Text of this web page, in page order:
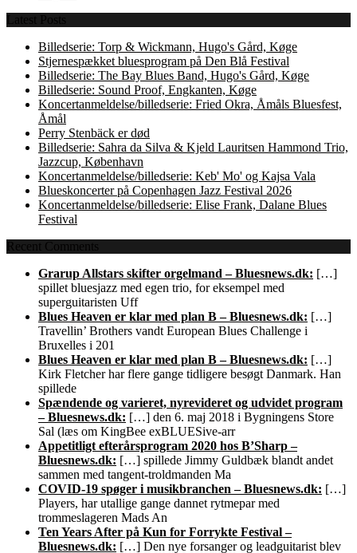
Latest Posts
Billedserie: Torp & Wickmann, Hugo's Gård, Køge
Stjernespækket bluesprogram på Den Blå Festival
Billedserie: The Bay Blues Band, Hugo's Gård, Køge
Billedserie: Sound Proof, Engkanten, Køge
Koncertanmeldelse/billedserie: Fried Okra, Åmåls Bluesfest,
Åmål
Perry Stenbäck er død
Billedserie: Sahra da Silva & Kjeld Lauritsen Hammond Trio,
Jazzcup, København
Koncertanmeldelse/billedserie: Keb' Mo' og Kajsa Vala
Blueskoncerter på Copenhagen Jazz Festival 2026
Koncertanmeldelse/billedserie: Elise Frank, Dalane Blues
Festival
Recent Comments
Grarup Allstars skifter orgelmand – Bluesnews.dk: […]
spillet bluesjazz med egen trio, for eksempel med
superguitaristen Uff
Blues Heaven er klar med plan B – Bluesnews.dk: […]
Travellin’ Brothers vandt European Blues Challenge i
Bruxelles i 201
Blues Heaven er klar med plan B – Bluesnews.dk: […]
Kirk Fletcher har flere gange tidligere besøgt Danmark. Han
spillede
Spændende og varieret, nyrevideret og udvidet program
– Bluesnews.dk: […] den 6. maj 2018 i Bygningens Store
Sal (læs om KingBee exBLUESive-arr
Appetitligt efterårsprogram 2020 hos B’Sharp –
Bluesnews.dk: […] spillede Jimmy Guldbæk blandt andet
sammen med tangent-troldmanden Ma
COVID-19 spøger i musikbranchen – Bluesnews.dk: […]
Players, har utallige gange dannet rytmepar med
trommeslageren Mads An
Ten Years After på Kun for Forrykte Festival –
Bluesnews.dk: […] Den nye forsanger og leadguitarist blev